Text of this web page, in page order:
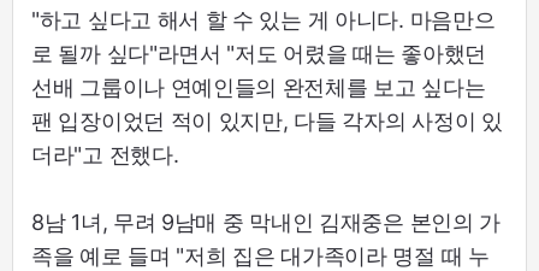
"하고 싶다고 해서 할 수 있는 게 아니다. 마음만으
로 될까 싶다"라면서 "저도 어렸을 때는 좋아했던
선배 그룹이나 연예인들의 완전체를 보고 싶다는
팬 입장이었던 적이 있지만, 다들 각자의 사정이 있
더라"고 전했다.
8남 1녀, 무려 9남매 중 막내인 김재중은 본인의 가
족을 예로 들며 "저희 집은 대가족이라 명절 때 누